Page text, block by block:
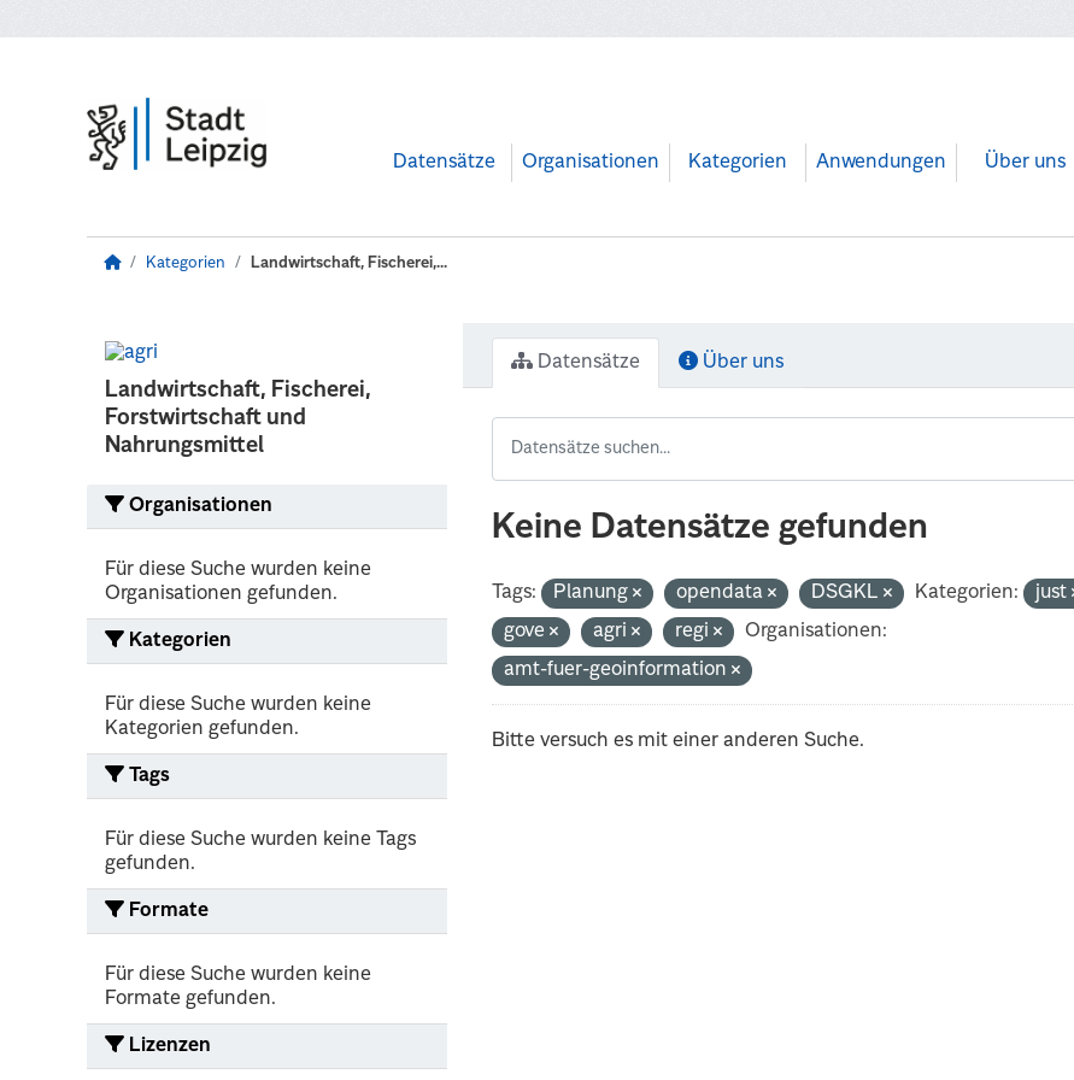
Datensätze Organisationen Kategorien Anwendungen Über uns
Kategorien Landwirtschaft, Fischerei,...
Landwirtschaft, Fischerei,
Forstwirtschaft und
Nahrungsmittel
Organisationen
Für diese Suche wurden keine
Organisationen gefunden.
Kategorien
Für diese Suche wurden keine
Kategorien gefunden.
Tags
Für diese Suche wurden keine Tags
gefunden.
Formate
Für diese Suche wurden keine
Formate gefunden.
Lizenzen
Datensätze Über uns
Keine Datensätze gefunden
Tags: Planung opendata DSGKL Kategorien:
just
gove
agri regi
Organisationen:
amt-fuer-geoinformation
Bitte versuch es mit einer anderen Suche.